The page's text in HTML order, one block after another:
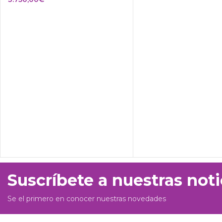
Suscríbete a nuestras
Se el primero en conocer nuestras novedades